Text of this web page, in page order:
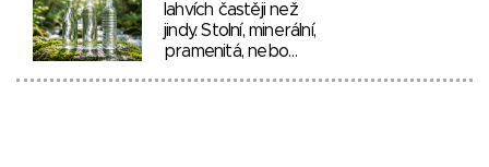
lahvích častěji než
jindy. Stolní, minerální,
pramenitá, nebo…